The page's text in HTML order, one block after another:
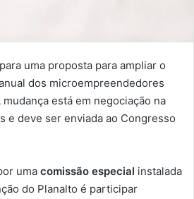
uma proposta para ampliar o
dos microempreendedores
mudança está em negociação na
e deve ser enviada ao Congresso
uma comissão especial instalada
do Planalto é participar